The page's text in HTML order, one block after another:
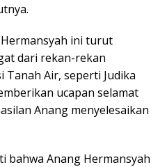
ini turut
dari rekan-rekan
Tanah Air, seperti Judika
ucapan selamat
Anang menyelesaikan
bahwa Anang Hermansyah